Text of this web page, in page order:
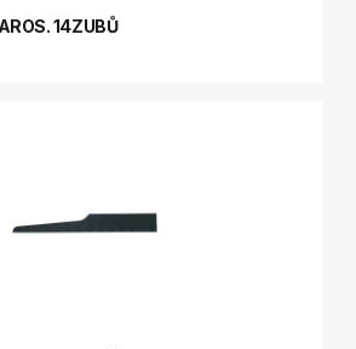
14ZUBŮ